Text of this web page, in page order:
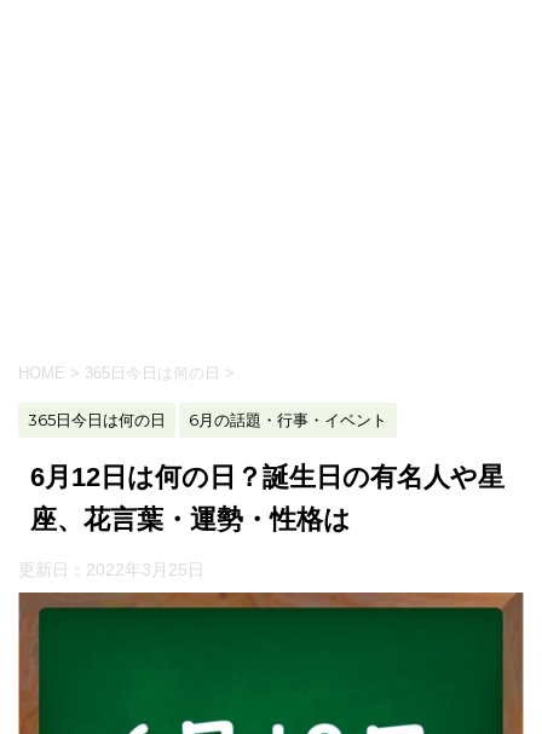
HOME > 365日今日は何の日 >
365日今日は何の日 6月の話題・行事・イベント
6月12日は何の日？誕生日の有名人や星
座、花言葉・運勢・性格は
更新日： 2022年3月25日